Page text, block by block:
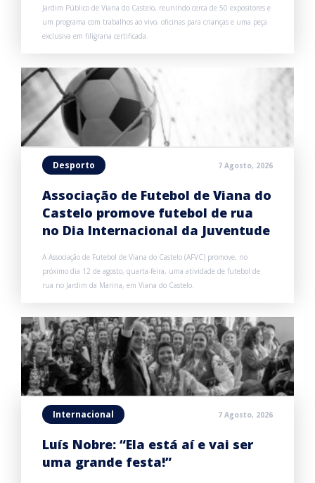
Jardim Público de Viana do Castelo, reunindo cerca de 50 expositores e
um programa com trabalhos ao vivo, oficinas para crianças e uma peça
exclusiva em filigrana certificada.
Desporto 7 Agosto, 2026
Associação de Futebol de Viana do
Castelo promove futebol de rua
no Dia Internacional da Juventude
A Associação de Futebol de Viana do Castelo (AFVC) promove, no
próximo dia 12 de agosto, quarta-feira, uma atividade de futebol de
rua no Jardim da Marina, em Viana do Castelo.
Internacional 7 Agosto, 2026
Luís Nobre: “Ela está aí e vai ser
uma grande festa!”